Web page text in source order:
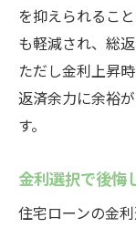
を抑えられるこ
も軽減され、総
ただし金利上昇
返済余力に余裕
す。
金利選択で後悔
住宅ローンの金